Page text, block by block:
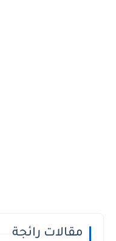
مقالات رائجة